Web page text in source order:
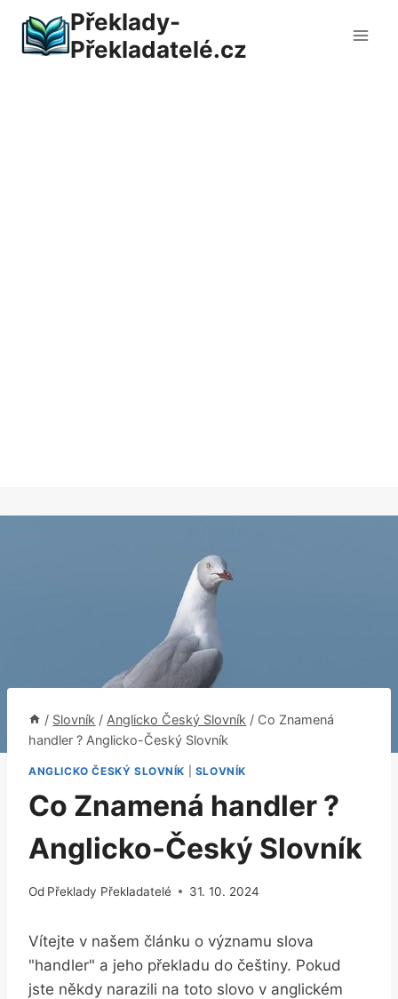
obsah
Překlady-
Překladatelé.cz
/ Slovník / Anglicko Český Slovník / Co Znamená
handler ? Anglicko-Český Slovník
ANGLICKO ČESKÝ SLOVNÍK SLOVNÍK
Co Znamená handler ?
Anglicko-Český Slovník
Od Překlady Překladatelé 31. 10. 2024
Vítejte v našem článku o významu slova
"handler" a jeho překladu do češtiny. Pokud
jste někdy narazili na toto slovo v anglickém